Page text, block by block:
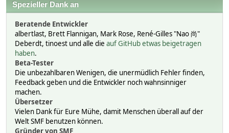
Spezieller Dank an
Beratende Entwickler
albertlast, Brett Flannigan, Mark Rose, René-Gilles "Nao 尚"
Deberdt, tinoest und alle die auf GitHub etwas beigetragen
haben.
Beta-Tester
Die unbezahlbaren Wenigen, die unermüdlich Fehler finden,
Feedback geben und die Entwickler noch wahnsinniger
machen.
Übersetzer
Vielen Dank für Eure Mühe, damit Menschen überall auf der
Welt SMF benutzen können.
Gründer von SMF